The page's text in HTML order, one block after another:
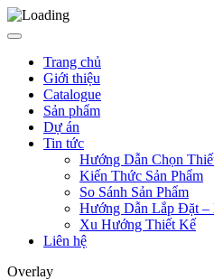
Trang chủ
Giới thiệu
Catalogue
Sản phẩm
Dự án
Tin tức
Hướng Dẫn Chọn
Kiến Thức Sản Phẩm
So Sánh Sản Phẩm
Hướng Dẫn Lắp Đặt –
Xu Hướng Thiết Kế
Liên hệ
Overlay